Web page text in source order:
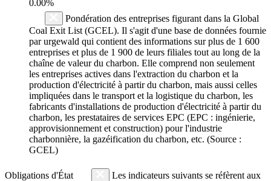
0.00%
Pondération des entreprises figurant dans la Global
Coal Exit List (GCEL). Il s'agit d'une base de données fournie
par urgewald qui contient des informations sur plus de 1 600
entreprises et plus de 1 900 de leurs filiales tout au long de la
chaîne de valeur du charbon. Elle comprend non seulement
les entreprises actives dans l'extraction du charbon et la
production d'électricité à partir du charbon, mais aussi celles
impliquées dans le transport et la logistique du charbon, les
fabricants d'installations de production d'électricité à partir du
charbon, les prestataires de services EPC (EPC : ingénierie,
approvisionnement et construction) pour l'industrie
charbonnière, la gazéification du charbon, etc. (Source :
GCEL)
Obligations d'État
Les indicateurs suivants se réfèrent aux